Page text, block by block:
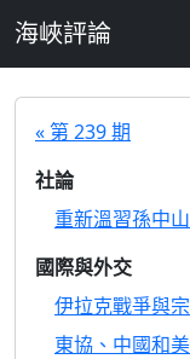
海峽評論
« 第 239 期
社論
重新溫習孫中
國際與外交
伊拉克戰爭與
東協、中國和